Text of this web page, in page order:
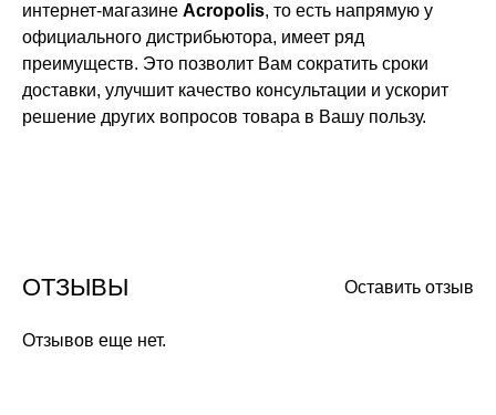
интернет-магазине Acropolis, то есть напрямую у
официального дистрибьютора, имеет ряд
преимуществ. Это позволит Вам сократить сроки
доставки, улучшит качество консультации и ускорит
решение других вопросов товара в Вашу пользу.
Оставить отзыв
ОТЗЫВЫ
Отзывов еще нет.